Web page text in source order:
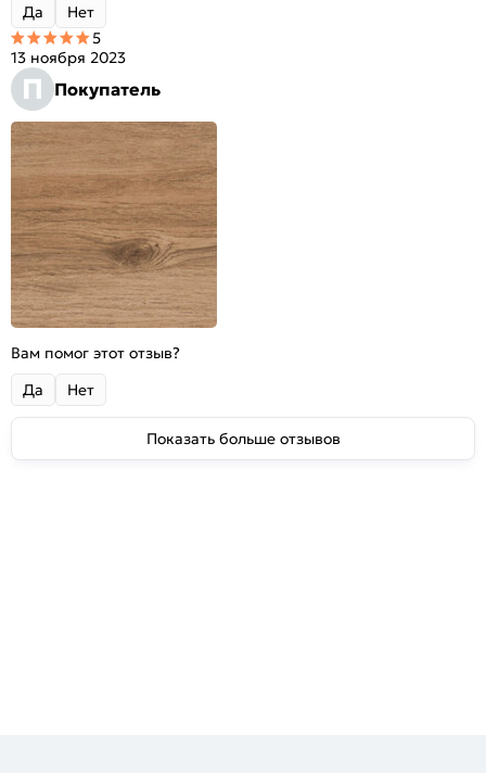
Да
Нет
П Покупатель
13 ноября 2023
5
Вам помог этот отзыв?
Да
Нет
Показать больше отзывов